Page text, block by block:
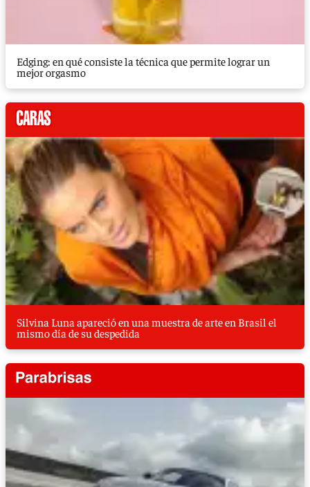
Edging: en qué consiste la técnica que permite lograr un
mejor orgasmo
Silvina Luna apareció en una muestra de arte en Brasil el
mismo día de su despedida